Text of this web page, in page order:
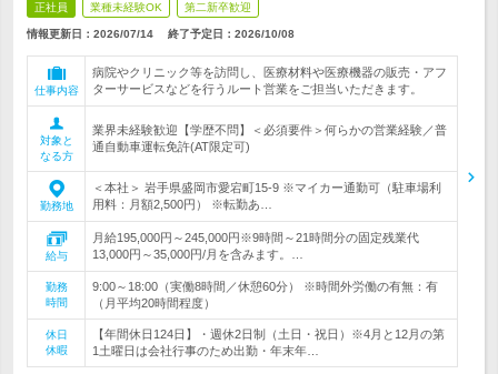
正社員 業種未経験OK 第二新卒歓迎
情報更新日：2026/07/14 終了予定日： 2026/10/08
仕事内容
病院やクリニック等を訪問し、医療材料や医療機器の販売・アフ
ターサービスなどを行うルート営業をご担当いただきます。
対象と
なる方
業界未経験歓迎【学歴不問】＜必須要件＞何らかの営業経験／普
通自動車運転免許(AT限定可)
勤務地
＜本社＞ 岩手県盛岡市愛宕町15‐9 ※マイカー通勤可（駐車場利
用料：月額2,500円） ※転勤あ…
給与
月給195,000円～245,000円※9時間～21時間分の固定残業代
13,000円～35,000円/月を含みます。…
勤務
時間
9:00～18:00（実働8時間／休憩60分） ※時間外労働の有無：有
（月平均20時間程度）
休日
休暇
【年間休日124日】・週休2日制（土日・祝日）※4月と12月の第
1土曜日は会社行事のため出勤・年末年…